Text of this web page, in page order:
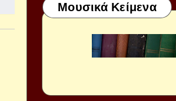
Μουσικά Κείμενα